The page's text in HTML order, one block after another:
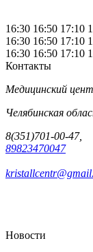
16:30 16:50 17:10
16:30 16:50 17:10
16:30 16:50 17:10
Контакты
Медицинский
Челябинская
8(351)701-00-47,
89823470047
Новости